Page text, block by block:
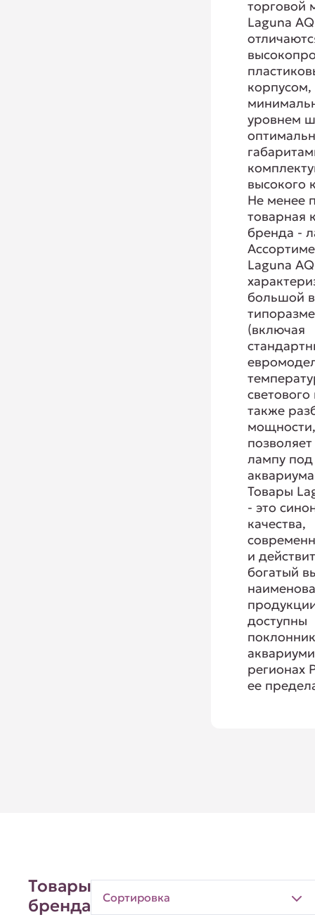
торговой
Laguna
корпусом,
уровнем
высокого
Не менее
товарная
бренда -
Laguna
большой
(включая
также
лампу
Товары
- это
качества,
и
богатый
доступны
регионах
ее
Товары
бренда
Сортировка